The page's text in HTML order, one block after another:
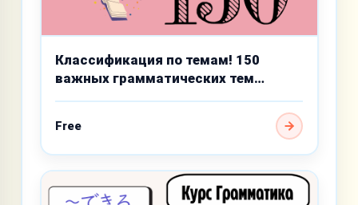
Классификация по темам! 150
важных грамматических тем
Free